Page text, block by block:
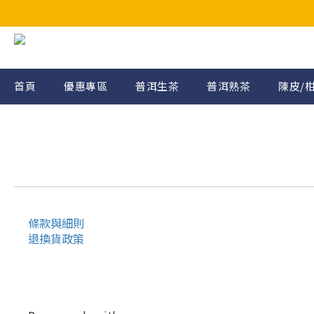
首頁 優惠專區 普洱生茶 普洱熟茶 陳皮/
條款與細則
退換貨政策